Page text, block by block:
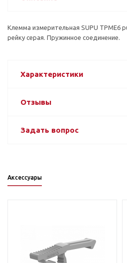
Клемма измерительная SUPU TPME6
рейку серая. Пружинное соединение.
Характеристики
Отзывы
Задать вопрос
Аксессуары